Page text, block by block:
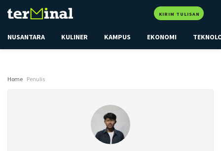
KIRIM TULISAN
NUSANTARA KULINER KAMPUS EKONOMI
Home Penulis